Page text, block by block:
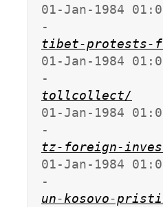
01-Jan-1984
tibet-protests-
01-Jan-1984
tollcollect/
01-Jan-1984
tz-foreign-
01-Jan-1984
un-kosovo-